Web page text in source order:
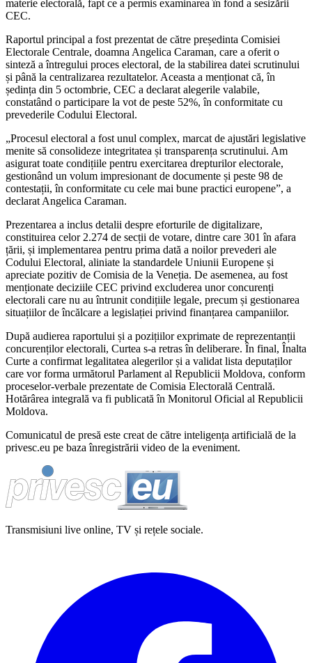
materie electorală, fapt ce a permis examinarea în fond a sesizării
CEC.
Raportul principal a fost prezentat de către președinta Comisiei
Electorale Centrale, doamna Angelica Caraman, care a oferit o
sinteză a întregului proces electoral, de la stabilirea datei scrutinului
și până la centralizarea rezultatelor. Aceasta a menționat că, în
ședința din 5 octombrie, CEC a declarat alegerile valabile,
constatând o participare la vot de peste 52%, în conformitate cu
prevederile Codului Electoral.
„Procesul electoral a fost unul complex, marcat de ajustări legislative
menite să consolideze integritatea și transparența scrutinului. Am
asigurat toate condițiile pentru exercitarea drepturilor electorale,
gestionând un volum impresionant de documente și peste 98 de
contestații, în conformitate cu cele mai bune practici europene”, a
declarat Angelica Caraman.
Prezentarea a inclus detalii despre eforturile de digitalizare,
constituirea celor 2.274 de secții de votare, dintre care 301 în afara
țării, și implementarea pentru prima dată a noilor prevederi ale
Codului Electoral, aliniate la standardele Uniunii Europene și
apreciate pozitiv de Comisia de la Veneția. De asemenea, au fost
menționate deciziile CEC privind excluderea unor concurenți
electorali care nu au întrunit condițiile legale, precum și gestionarea
situațiilor de încălcare a legislației privind finanțarea campaniilor.
După audierea raportului și a pozițiilor exprimate de reprezentanții
concurenților electorali, Curtea s-a retras în deliberare. În final, Înalta
Curte a confirmat legalitatea alegerilor și a validat lista deputaților
care vor forma următorul Parlament al Republicii Moldova, conform
proceselor-verbale prezentate de Comisia Electorală Centrală.
Hotărârea integrală va fi publicată în Monitorul Oficial al Republicii
Moldova.
Comunicatul de presă este creat de către inteligența artificială de la
privesc.eu pe baza înregistrării video de la eveniment.
Transmisiuni live online, TV și rețele sociale.